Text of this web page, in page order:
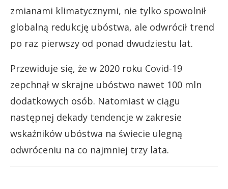
zmianami klimatycznymi, nie tylko spowolnił
globalną redukcję ubóstwa, ale odwrócił trend
po raz pierwszy od ponad dwudziestu lat.
Przewiduje się, że w 2020 roku Covid-19
zepchnął w skrajne ubóstwo nawet 100 mln
dodatkowych osób. Natomiast w ciągu
następnej dekady tendencje w zakresie
wskaźników ubóstwa na świecie ulegną
odwróceniu na co najmniej trzy lata.